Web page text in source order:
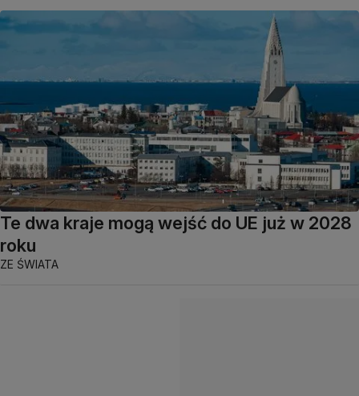
Te dwa kraje mogą wejść do UE już w 2028
roku
ZE ŚWIATA